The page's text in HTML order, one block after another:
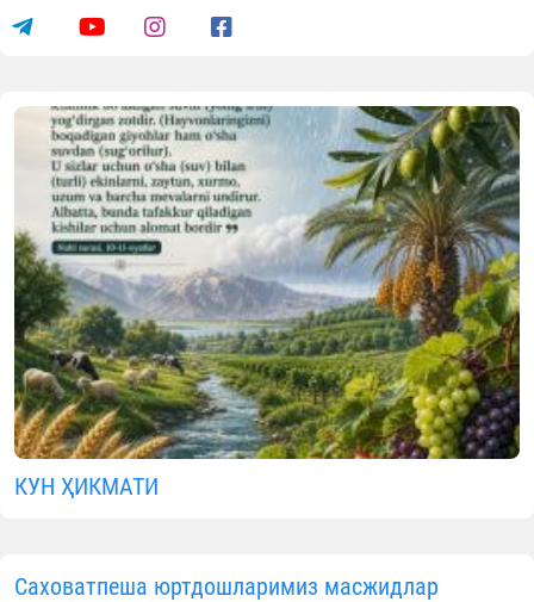
КУН ҲИКМАТИ
Саховатпеша юртдошларимиз масжидлар